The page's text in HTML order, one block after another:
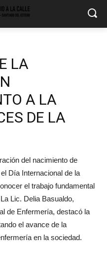
LA
A LA
DE LA
del nacimiento de
Día Internacional de la
el trabajo fundamental
Lic. Delia Basualdo,
de Enfermería, destacó la
el avance de la
en la sociedad.